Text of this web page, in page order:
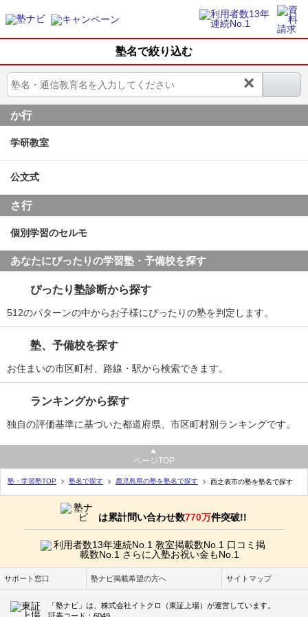
塾名で絞り込む
×
か行
学研教室
公文式
さ行
個別学習のセルモ
あなたにぴったりの学習塾・予備校を探す
ぴったり塾診断から探す
512のパターンの中からお子様にぴったりの塾を判定します。
塾、予備校を探す
お住まいの市区町村、路線・駅から検索できます。
ランキングから探す
独自の評価基準に基づいた都道府県、市区町村別ランキングです。
ページTOP
塾・学習塾TOP 塾名で探す 鹿児島県の塾を塾名で探す 西之表市の塾を塾名で探す
は累計問い合わせ数770万件突破!!
サポート窓口 塾ナビ掲載希望の方へ サイトマップ
「塾ナビ」は、株式会社イトクロ（東証上場）が運営しています。